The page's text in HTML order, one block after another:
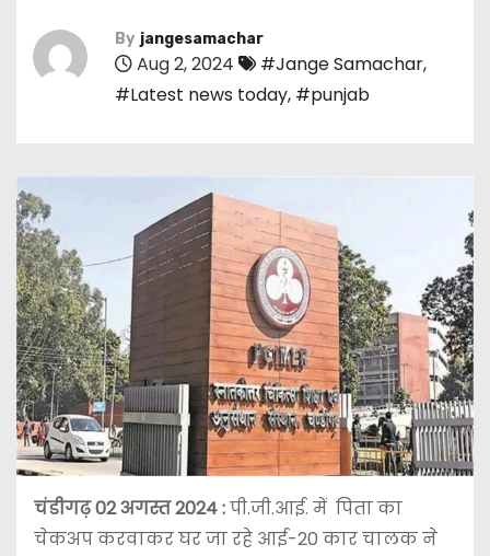
By jangesamachar
Aug 2, 2024 #Jange Samachar,
#Latest news today, #punjab
चंडीगढ़ 02 अगस्त 2024 :पी.जी.आई. में पिता का
चेकअप करवाकर घर जा रहे आई-20 कार चालक ने